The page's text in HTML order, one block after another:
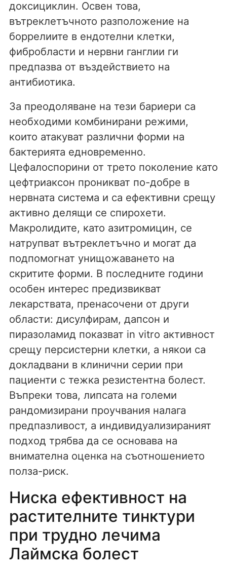
доксициклин. Освен това,
вътреклетъчното разположение на
боррелиите в ендотелни клетки,
фибробласти и нервни ганглии ги
предпазва от въздействието на
антибиотика.
За преодоляване на тези бариери са
необходими комбинирани режими,
които атакуват различни форми на
бактерията едновременно.
Цефалоспорини от трето поколение като
цефтриаксон проникват по-добре в
нервната система и са ефективни срещу
активно делящи се спирохети.
Макролидите, като азитромицин, се
натрупват вътреклетъчно и могат да
подпомогнат унищожаването на
скритите форми. В последните години
особен интерес предизвикват
лекарствата, пренасочени от други
области: дисулфирам, дапсон и
пиразоламид показват in vitro активност
срещу персистерни клетки, а някои са
докладвани в клинични серии при
пациенти с тежка резистентна болест.
Въпреки това, липсата на големи
рандомизирани проучвания налага
предпазливост, а индивидуализираният
подход трябва да се основава на
внимателна оценка на съотношението
полза-риск.
Ниска ефективност на
растителните тинктури
при трудно лечима
Лаймска болест